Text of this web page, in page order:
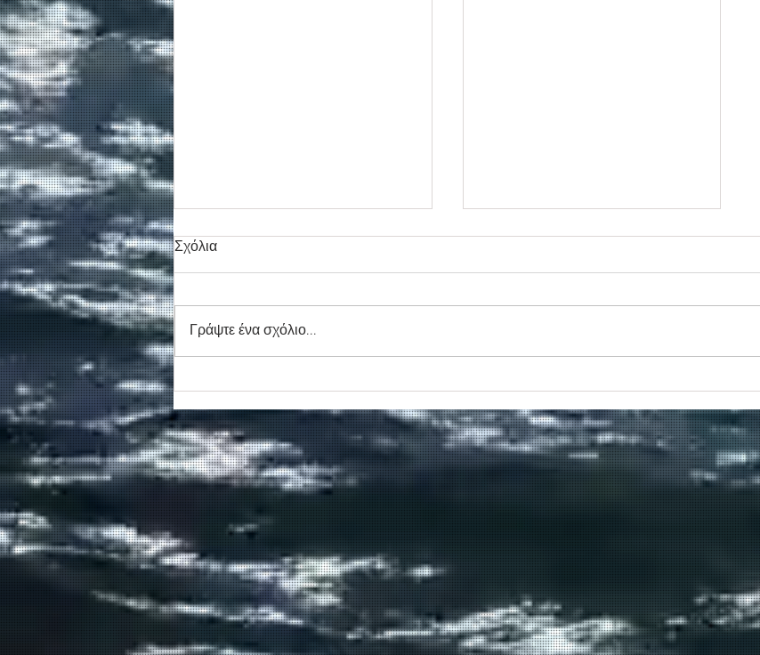
Κασσελάκη στο λιμάνι της
Σούδας
μεταφοράς μεταναστών από τη
Σούδα
Σχόλια
Γράψτε ένα σχόλιο...